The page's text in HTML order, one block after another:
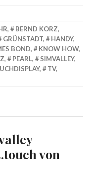
, BERND KORZ,
GRÜNSTADT, HANDY,
BOND, KNOW HOW,
, PEARL, SIMVALLEY,
, TV,
von